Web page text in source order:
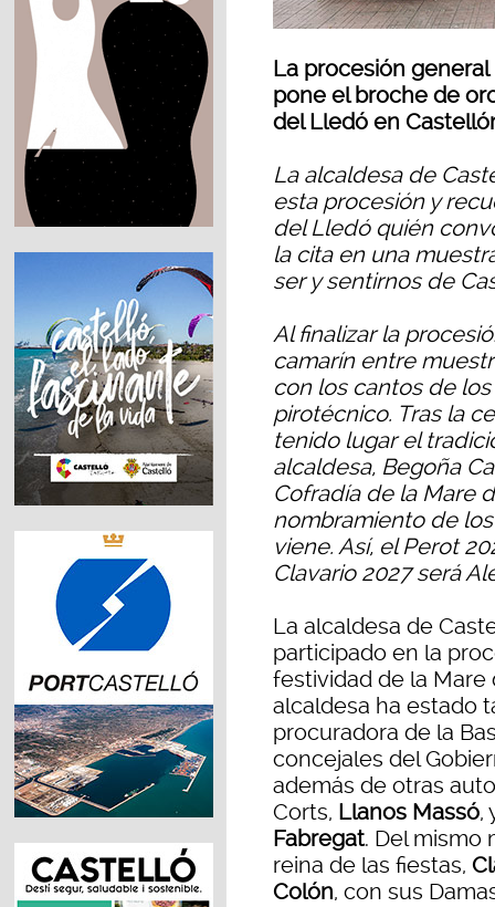
La procesión
pone el broche de
del Lledó en
La alcaldesa de
esta procesión y
del Lledó quién
la cita en una
ser y sentirnos de
Al finalizar la
camarín entre
con los cantos de
pirotécnico. Tras la
tenido lugar el
alcaldesa, Begoña
Cofradía de la Mare
nombramiento de
viene. Así, el Perot
Clavario 2027 será
La alcaldesa de
participado en la
festividad de la Mare
alcaldesa ha estado
procuradora de la
concejales del
además de otras
Corts, Llanos Massó,
Fabregat. Del mismo
reina de las fiestas,
Colón, con sus